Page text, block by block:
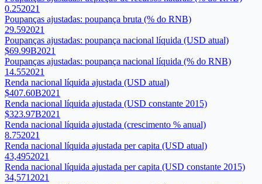
0.252021
Poupanças ajustadas: poupança bruta (% do RNB)
29.592021
Poupanças ajustadas: poupança nacional líquida (USD atual)
$69.99B2021
Poupanças ajustadas: poupança nacional líquida (% do RNB)
14.552021
Renda nacional líquida ajustada (USD atual)
$407.60B2021
Renda nacional líquida ajustada (USD constante 2015)
$323.97B2021
Renda nacional líquida ajustada (crescimento % anual)
8.752021
Renda nacional líquida ajustada per capita (USD atual)
43,4952021
Renda nacional líquida ajustada per capita (USD constante 2015)
34,571 2021